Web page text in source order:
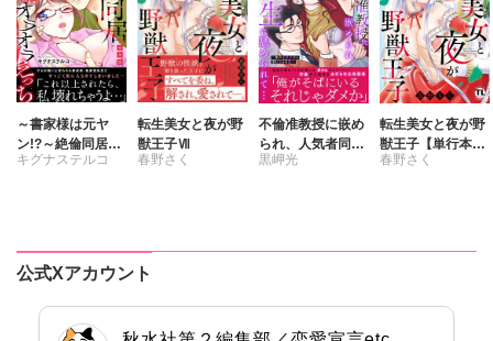
～書家様は元ヤ
ン!?～絶倫同居
山奥監禁オラオラ
キグナステルコ
転生美女と夜が野
獣王子Ⅶ
春野さく
不倫准教授に嵌め
られ、人気者同級
生に舐められて…
黒岬光
転生美女と夜が野
獣王子【単行本
版】【電子書店限
春野さく
公式Xアカウント